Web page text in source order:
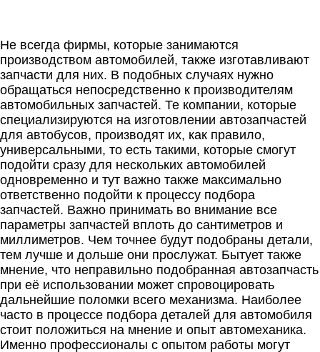
Не всегда фирмы, которые занимаются
производством автомобилей, также изготавливают
запчасти для них. В подобных случаях нужно
обращаться непосредственно к производителям
автомобильных запчастей. Те компании, которые
специализируются на изготовлении автозапчастей
для автобусов, производят их, как правило,
универсальными, то есть такими, которые смогут
подойти сразу для нескольких автомобилей
одновременно и тут важно также максимально
ответственно подойти к процессу подбора
запчастей. Важно принимать во внимание все
параметры запчастей вплоть до сантиметров и
миллиметров. Чем точнее будут подобраны детали,
тем лучше и дольше они прослужат. Бытует также
мнение, что неправильно подобранная автозапчасть
при её использовании может спровоцировать
дальнейшие поломки всего механизма. Наиболее
часто в процессе подбора деталей для автомобиля
стоит положиться на мнение и опыт автомеханика.
Именно профессионалы с опытом работы могут